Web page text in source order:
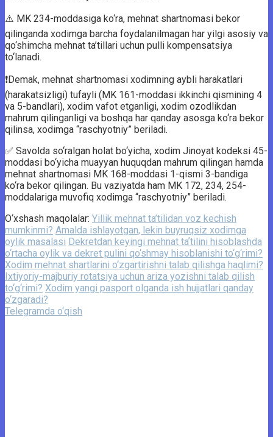
⚠️ MK 234-moddasiga ko‘ra, mehnat shartnomasi bekor
qilinganda xodimga barcha foydalanilmagan har yilgi asosiy va
qo‘shimcha mehnat ta’tillari uchun pulli kompensatsiya
to‘lanadi.
❗️Demak, mehnat shartnomasi xodimning aybli harakatlari
(harakatsizligi) tufayli (MK 161-moddasi ikkinchi qismining 4
va 5-bandlari), xodim vafot etganligi, xodim ozodlikdan
mahrum qilinganligi va boshqa har qanday asosga ko‘ra bekor
qilinsa, xodimga “raschyotniy” beriladi.
✅ Savolda so‘ralgan holat bo‘yicha, xodim Jinoyat kodeksi 45-
moddasi bo‘yicha muayyan huquqdan mahrum qilingan hamda
mehnat shartnomasi MK 168-moddasi 1-qismi 3-bandiga
ko‘ra bekor qilingan. Bu vaziyatda ham MK 172, 234, 254-
moddalariga muvofiq xodimga “raschyotniy” beriladi.
O‘xshash maqolalar: Yillik mehnat ta’tilidan voz kechish
mumkinmi? Amalda ishlayotgan, lekin buyruqsiz xodimga
oylik masalasi Dekretdan keyingi mehnat taʼtilini hisoblashda
o‘rtacha oylik va dekret pulini qo‘shmay hisoblanishi to‘g‘rimi?
Xodim mehnat shartlarini o‘zgartirishni talab qilishga haqlimi?
Ixtiyoriy-majburiy rotatsiya uchun ariza yozishni talab qilish
to‘g‘rimi? Xodim yangi pasport olganda ish hujjatlari qanday
o‘zgaradi?
Telegramda o‘qish